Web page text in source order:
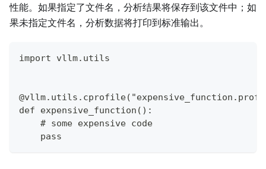
性能。如果指定了文件名，分析结果将保存到该文件中；如
果未指定文件名，分析数据将打印到标准输出。
import vllm.utils
def expensive_function():
    # some expensive code
    pass